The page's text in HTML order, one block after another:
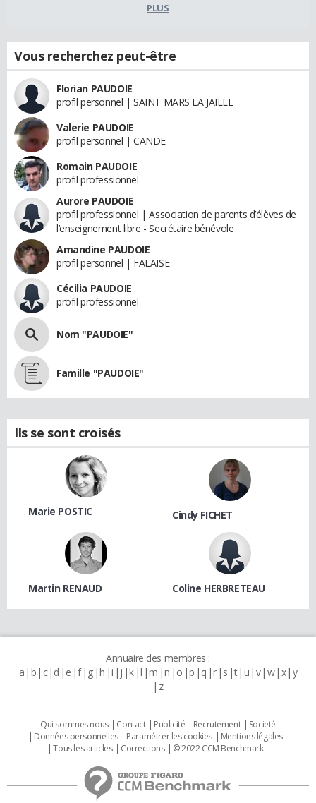
PLUS
Vous recherchez peut-être
Florian PAUDOIE
profil personnel | SAINT MARS LA JAILLE
Valerie PAUDOIE
profil personnel | CANDE
Romain PAUDOIE
profil professionnel
Aurore PAUDOIE
profil professionnel | Association de parents d’élèves de
l’enseignement libre - Secrétaire bénévole
Amandine PAUDOIE
profil personnel | FALAISE
Cécilia PAUDOIE
profil professionnel
Nom "PAUDOIE"
Famille "PAUDOIE"
Ils se sont croisés
Marie POSTIC Cindy FICHET
Martin RENAUD Coline HERBRETEAU
Annuaire des membres :
a b c d e f g h i j k l m n o p q r s t u v w x y
z
Qui sommes nous Contact Publicité Recrutement
Societé
Données personnelles
Paramétrer les cookies
Mentions légales
Tous les articles
Corrections © 2022 CCM Benchmark